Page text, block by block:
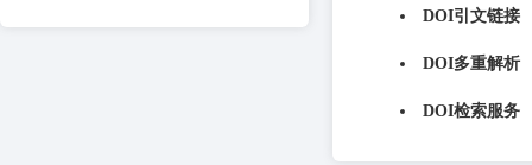
DOI引文链接
DOI多重解析
DOI检索服务